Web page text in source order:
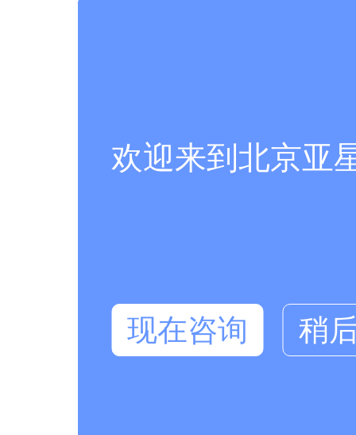
欢迎来到北京亚
现在咨询 稍